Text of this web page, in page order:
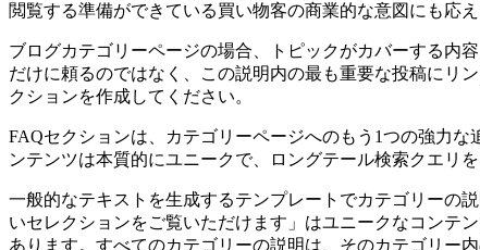
閲覧する準備ができている買い物客の商業的な意図にも応え
ブログカテゴリーページの場合、トピックがカバーする内
だけに頼るのではなく、この説明内の最も重要な投稿にリ
クションを作成してください。
FAQセクションは、カテゴリーページへのもう1つの強力
ンテンツは本質的にユニークで、ロングテール検索クエリ
一般的なテキストを生成するテンプレートでカテゴリーの
いセレクションをご覧いただけます」はユニークなコンテ
あります。すべてのカテゴリーの説明は、そのカテゴリー